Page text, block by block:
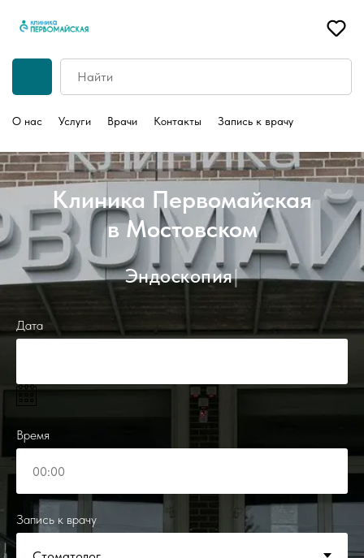
О нас Услуги Врачи Контакты Запись к врачу
Клиника Первомайская
в Мостовском
Эндоскопия|
Дата
Время
Запись к врачу